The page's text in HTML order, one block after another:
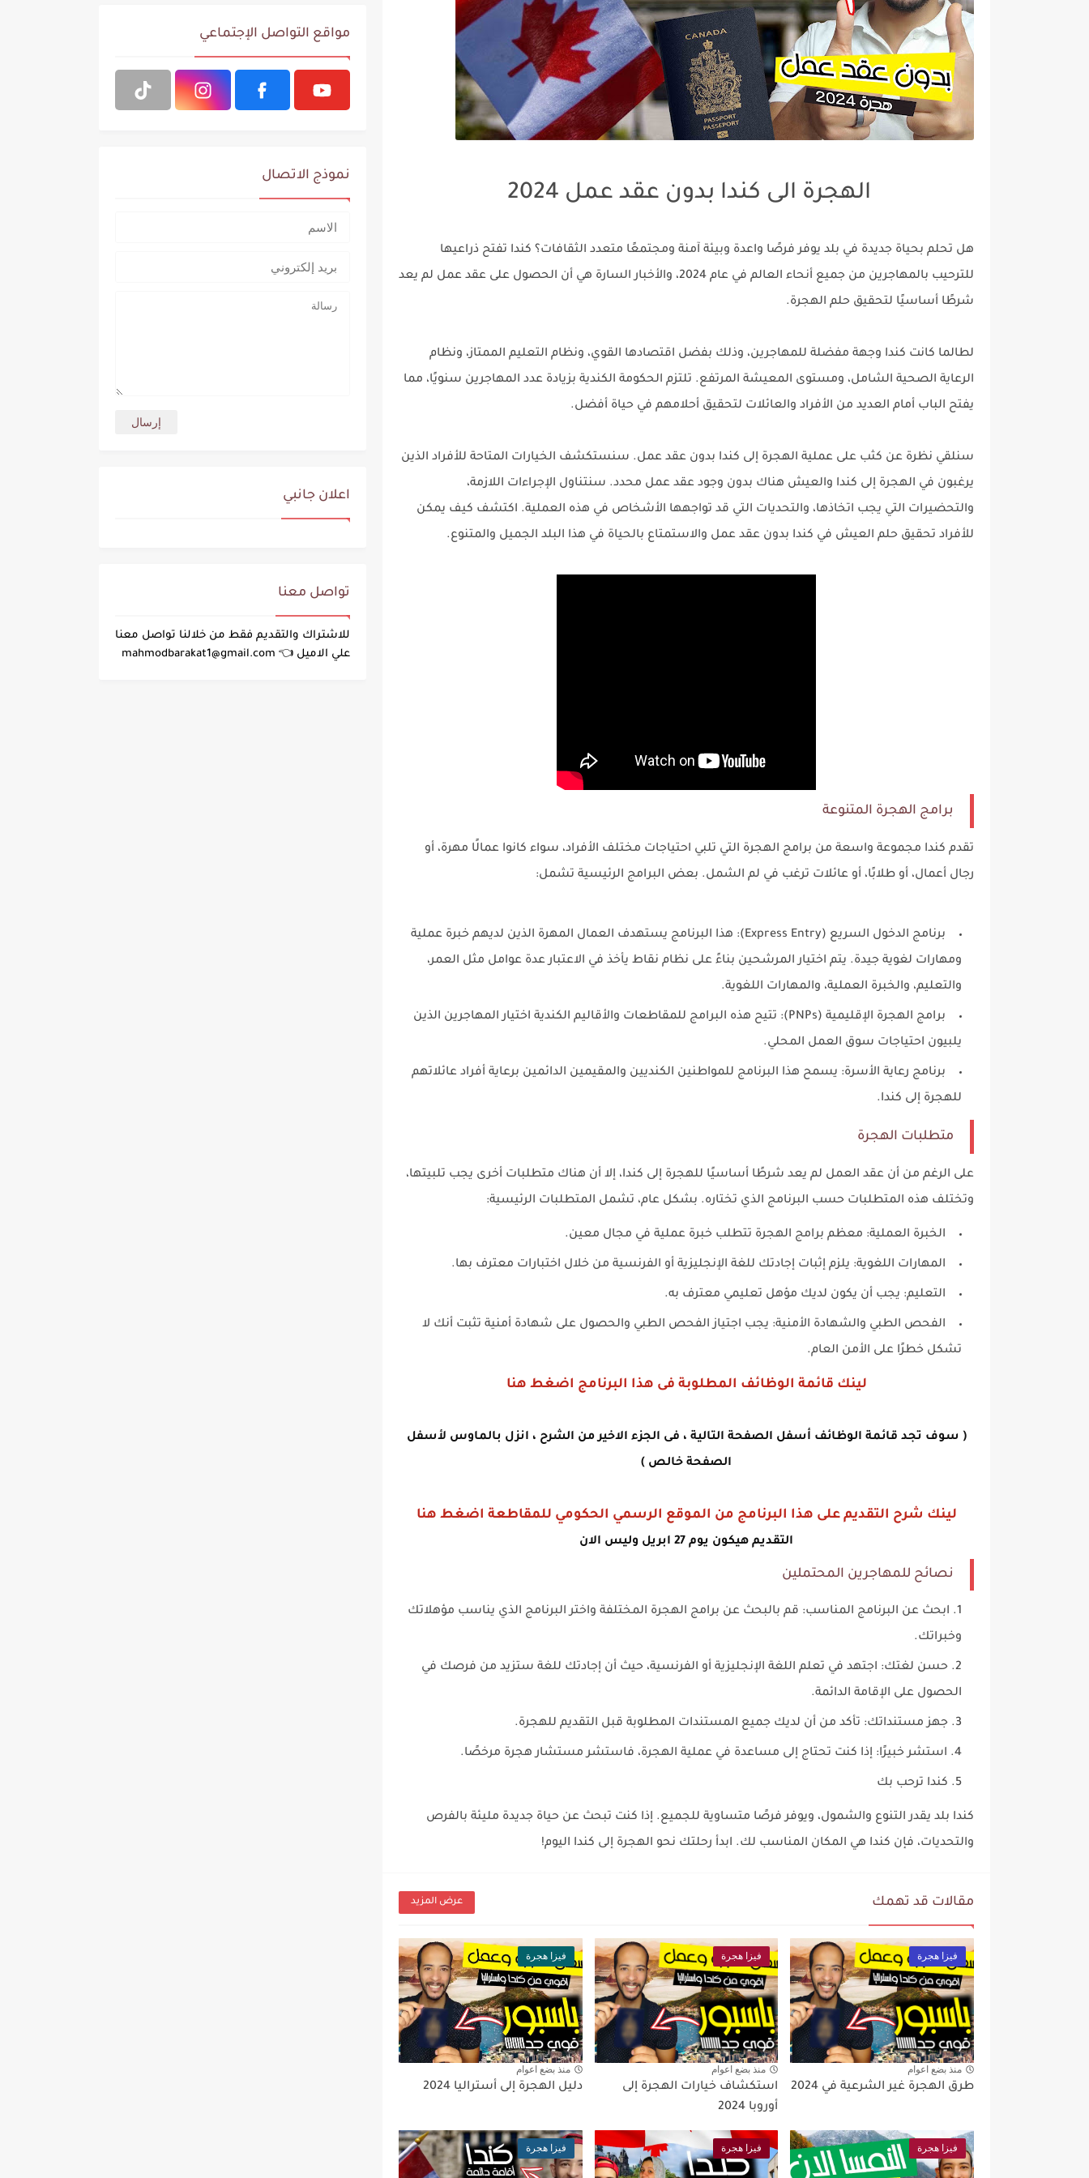
الهجرة الى كندا بدون عقد عمل 2024
هل تحلم بحياة جديدة في بلد يوفر فرصًا واعدة وبيئة آمنة ومجتمعًا متعدد الثقافات؟ كندا تفتح ذراعيها
للترحيب بالمهاجرين من جميع أنحاء العالم في عام 2024، والأخبار السارة هي أن الحصول على عقد عمل لم يعد
شرطًا أساسيًا لتحقيق حلم الهجرة.
لطالما كانت كندا وجهة مفضلة للمهاجرين، وذلك بفضل اقتصادها القوي، ونظام التعليم الممتاز، ونظام
الرعاية الصحية الشامل، ومستوى المعيشة المرتفع. تلتزم الحكومة الكندية بزيادة عدد المهاجرين سنويًا، مما
يفتح الباب أمام العديد من الأفراد والعائلات لتحقيق أحلامهم في حياة أفضل.
سنلقي نظرة عن كثب على عملية الهجرة إلى كندا بدون عقد عمل. سنستكشف الخيارات المتاحة للأفراد الذين
يرغبون في الهجرة إلى كندا والعيش هناك بدون وجود عقد عمل محدد. سنتناول الإجراءات اللازمة،
والتحضيرات التي يجب اتخاذها، والتحديات التي قد تواجهها الأشخاص في هذه العملية. اكتشف كيف يمكن
للأفراد تحقيق حلم العيش في كندا بدون عقد عمل والاستمتاع بالحياة في هذا البلد الجميل والمتنوع.
برامج الهجرة المتنوعة
تقدم كندا مجموعة واسعة من برامج الهجرة التي تلبي احتياجات مختلف الأفراد، سواء كانوا عمالًا مهرة، أو
رجال أعمال، أو طلابًا، أو عائلات ترغب في لم الشمل. بعض البرامج الرئيسية تشمل:
برنامج الدخول السريع (Express Entry): هذا البرنامج يستهدف العمال المهرة الذين لديهم خبرة عملية
ومهارات لغوية جيدة. يتم اختيار المرشحين بناءً على نظام نقاط يأخذ في الاعتبار عدة عوامل مثل العمر،
والتعليم، والخبرة العملية، والمهارات اللغوية.
برامج الهجرة الإقليمية (PNPs): تتيح هذه البرامج للمقاطعات والأقاليم الكندية اختيار المهاجرين الذين
يلبيون احتياجات سوق العمل المحلي.
برنامج رعاية الأسرة: يسمح هذا البرنامج للمواطنين الكنديين والمقيمين الدائمين برعاية أفراد عائلاتهم
للهجرة إلى كندا.
متطلبات الهجرة
على الرغم من أن عقد العمل لم يعد شرطًا أساسيًا للهجرة إلى كندا، إلا أن هناك متطلبات أخرى يجب تلبيتها،
وتختلف هذه المتطلبات حسب البرنامج الذي تختاره. بشكل عام، تشمل المتطلبات الرئيسية:
الخبرة العملية: معظم برامج الهجرة تتطلب خبرة عملية في مجال معين.
المهارات اللغوية: يلزم إثبات إجادتك للغة الإنجليزية أو الفرنسية من خلال اختبارات معترف بها.
التعليم: يجب أن يكون لديك مؤهل تعليمي معترف به.
الفحص الطبي والشهادة الأمنية: يجب اجتياز الفحص الطبي والحصول على شهادة أمنية تثبت أنك لا
تشكل خطرًا على الأمن العام.
لينك قائمة الوظائف المطلوبة فى هذا البرنامج اضغط هنا
( سوف تجد قائمة الوظائف أسفل الصفحة التالية ، فى الجزء الاخير من الشرح ، انزل بالماوس لأسفل
الصفحة خالص )
لينك شرح التقديم على هذا البرنامج من الموقع الرسمي الحكومي للمقاطعة اضغط هنا
التقديم هيكون يوم 27 ابريل وليس الان
نصائح للمهاجرين المحتملين
ابحث عن البرنامج المناسب: قم بالبحث عن برامج الهجرة المختلفة واختر البرنامج الذي يناسب مؤهلاتك
وخبراتك.
حسن لغتك: اجتهد في تعلم اللغة الإنجليزية أو الفرنسية، حيث أن إجادتك للغة ستزيد من فرصك في
الحصول على الإقامة الدائمة.
جهز مستنداتك: تأكد من أن لديك جميع المستندات المطلوبة قبل التقديم للهجرة.
استشر خبيرًا: إذا كنت تحتاج إلى مساعدة في عملية الهجرة، فاستشر مستشار هجرة مرخصًا.
كندا ترحب بك
كندا بلد يقدر التنوع والشمول، ويوفر فرصًا متساوية للجميع. إذا كنت تبحث عن حياة جديدة مليئة بالفرص
والتحديات، فإن كندا هي المكان المناسب لك. ابدأ رحلتك نحو الهجرة إلى كندا اليوم!
مقالات قد تهمك عرض المزيد
فيزا هجرة
منذ بضع اعوام
طرق الهجرة غير الشرعية في 2024
فيزا هجرة
منذ بضع اعوام
استكشاف خيارات الهجرة إلى
أوروبا 2024
فيزا هجرة
منذ بضع اعوام
دليل الهجرة إلى أستراليا 2024
فيزا هجرة فيزا هجرة فيزا هجرة
مواقع التواصل الإجتماعي
نموذج الاتصال
اعلان جانبي
تواصل معنا
للاشتراك والتقديم فقط من خلالنا تواصل معنا
علي الاميل 👈 mahmodbarakat1@gmail.com